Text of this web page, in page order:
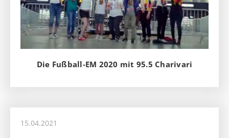
Die Fußball-EM 2020 mit 95.5 Charivari
15.04.2021